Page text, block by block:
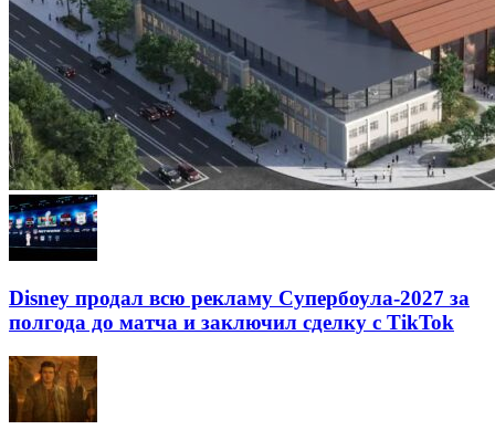
Disney продал всю рекламу Супербоула-2027 за
полгода до матча и заключил сделку с TikTok